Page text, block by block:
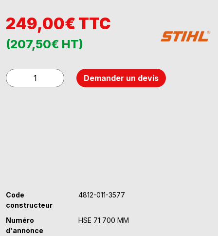
249,00€ TTC
(207,50€ HT)
quantité
de
Demander un devis
Code
constructeur
4812-011-3577
Numéro
d'annonce
HSE 71 700 MM